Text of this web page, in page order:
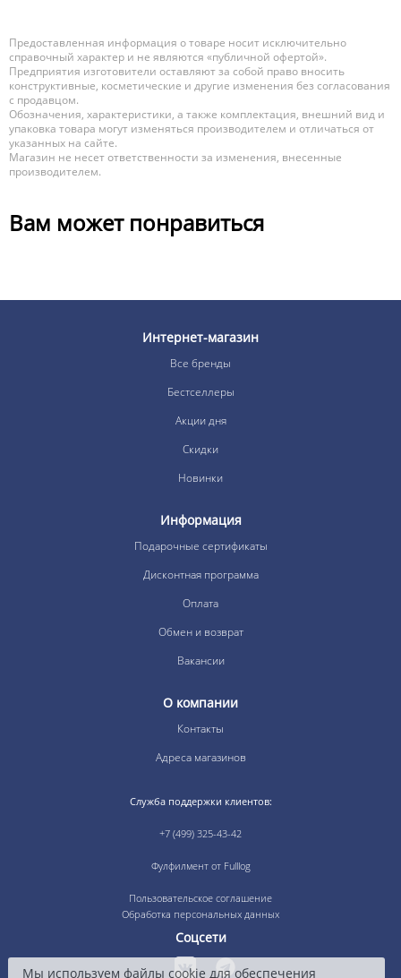
Предоставленная информация о товаре носит исключительно
справочный характер и не являются «публичной офертой».
Предприятия изготовители оставляют за собой право вносить
конструктивные, косметические и другие изменения без согласования
с продавцом.
Обозначения, характеристики, а также комплектация, внешний вид и
упаковка товара могут изменяться производителем и отличаться от
указанных на сайте.
Магазин не несет ответственности за изменения, внесенные
производителем.
Вам может понравиться
Интернет-магазин
Все бренды
Бестселлеры
Акции дня
Скидки
Новинки
Информация
Подарочные сертификаты
Дисконтная программа
Оплата
Обмен и возврат
Вакансии
О компании
Контакты
Адреса магазинов
Служба поддержки клиентов:
+7 (499) 325-43-42
Фулфилмент от Fulllog
Пользовательское соглашение
Обработка персональных данных
Соцсети
Мы используем файлы cookie для обеспечения